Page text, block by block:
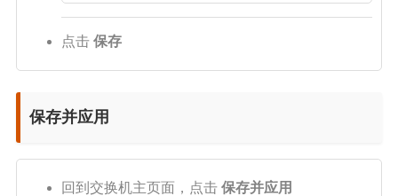
点击 保存
保存并应用
回到交换机主页面，点击 保存并应用